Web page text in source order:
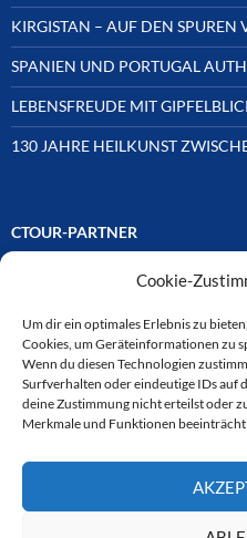
Cookie-
Um dir ein optimales Erlebnis zu
Cookies, um Geräteinformationen zu
Wenn du diesen Technologien
Surfverhalten oder eindeutige IDs auf
deine Zustimmung nicht erteilst oder
Merkmale und Funktionen
KIRGISTAN – AUF DEN
SPANIEN UND PORTUGAL
LEBENSFREUDE MIT
130 JAHRE HEILKUNST
CTOUR-PARTNER
Unsere Reisejournalisten-
ausgewählten Partnern der
verbunden. Hier eine
Auswahl der Online-Plattformen:
CTOUR der Club der Tourismus-
über Anfragen von neuen
das Kontaktformular Kontakt zu